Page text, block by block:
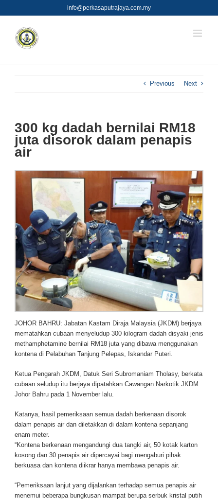
to
info@perkasaputrajaya.com.my
Previous Next
300 kg dadah bernilai RM18
juta disorok dalam penapis
air
JOHOR BAHRU: Jabatan Kastam Diraja Malaysia (JKDM) berjaya
mematahkan cubaan menyeludup 300 kilogram dadah disyaki jenis
methamphetamine bernilai RM18 juta yang dibawa menggunakan
kontena di Pelabuhan Tanjung Pelepas, Iskandar Puteri.
Ketua Pengarah JKDM, Datuk Seri Subromaniam Tholasy, berkata
cubaan seludup itu berjaya dipatahkan Cawangan Narkotik JKDM
Johor Bahru pada 1 November lalu.
Katanya, hasil pemeriksaan semua dadah berkenaan disorok
dalam penapis air dan diletakkan di dalam kontena sepanjang
enam meter.
“Kontena berkenaan mengandungi dua tangki air, 50 kotak karton
kosong dan 30 penapis air dipercayai bagi mengaburi pihak
berkuasa dan kontena diikrar hanya membawa penapis air.
“Pemeriksaan lanjut yang dijalankan terhadap semua penapis air
menemui beberapa bungkusan mampat berupa serbuk kristal putih